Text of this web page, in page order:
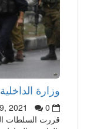
وزارة
19, 2021
0
قررت السلطات